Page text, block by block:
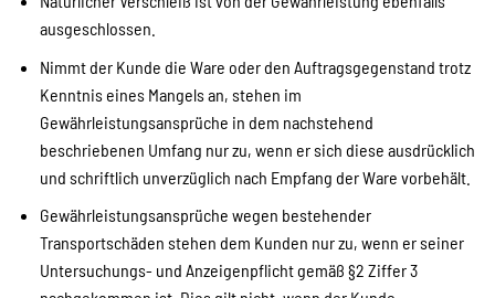
ausgeschlossen.
Nimmt der Kunde die Ware oder den Auftragsgegenstand trotz
Kenntnis eines Mangels an, stehen im
Gewährleistungsansprüche in dem nachstehend
beschriebenen Umfang nur zu, wenn er sich diese ausdrücklich
und schriftlich unverzüglich nach Empfang der Ware vorbehält.
Gewährleistungsansprüche wegen bestehender
Transportschäden stehen dem Kunden nur zu, wenn er seiner
Untersuchungs- und Anzeigenpflicht gemäß §2 Ziffer 3